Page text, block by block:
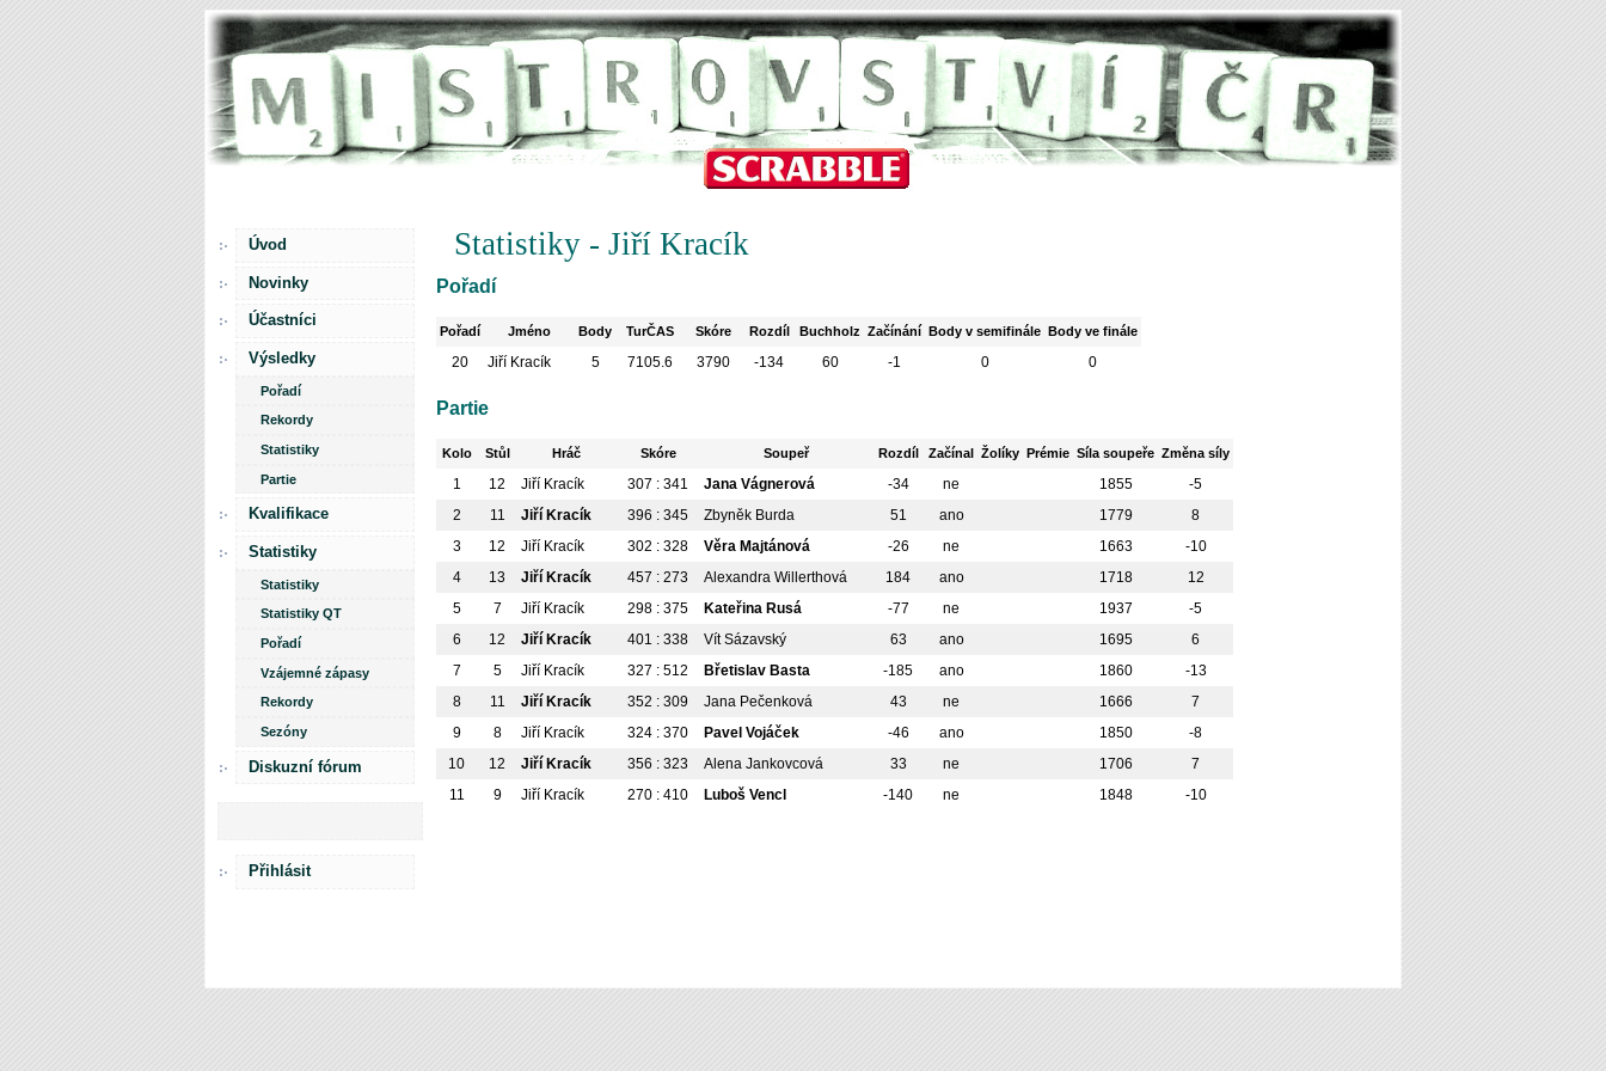
Úvod
Novinky
Účastníci
Výsledky
Pořadí
Rekordy
Statistiky
Partie
Kvalifikace
Statistiky
Statistiky
Statistiky QT
Pořadí
Vzájemné zápasy
Rekordy
Sezóny
Diskuzní fórum
Přihlásit
Statistiky - Jiří Kracík
Pořadí
Pořadí Jméno Body TurČAS Skóre Rozdíl Buchholz Začínání Body v semifinále Body ve finále
20 Jiří Kracík 5 7105.6 3790 -134 60 -1 0 0
Partie
Kolo Stůl Hráč Skóre Soupeř Rozdíl Začínal Žolíky Prémie Síla soupeře Změna síly
1 12 Jiří Kracík 307 : 341 Jana Vágnerová -34 ne 1855
-5
2
11 Jiří Kracík 396 : 345 Zbyněk Burda 51 ano 1779
8
3
12 Jiří Kracík 302 : 328 Věra Majtánová -26 ne 1663
-10
4
13 Jiří Kracík 457 : 273 Alexandra Willerthová 184 ano 1718
12
5
7 Jiří Kracík 298 : 375 Kateřina Rusá -77 ne 1937
-5
6
12 Jiří Kracík 401 : 338 Vít Sázavský 63 ano 1695
6
7
5 Jiří Kracík 327 : 512 Břetislav Basta -185 ano 1860
-13
8
11 Jiří Kracík 352 : 309 Jana Pečenková 43 ne 1666
7
9
8 Jiří Kracík 324 : 370 Pavel Vojáček -46 ano 1850
-8
10
12 Jiří Kracík 356 : 323 Alena Jankovcová 33 ne 1706
7
11
9 Jiří Kracík 270 : 410 Luboš Vencl -140 ne 1848 -10